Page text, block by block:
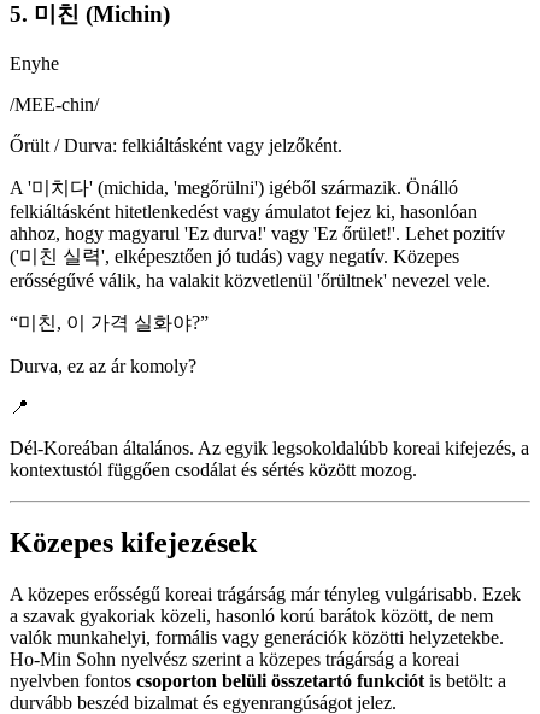
5. 미친 (Michin)
Enyhe
/MEE-chin/
Őrült / Durva: felkiáltásként vagy jelzőként.
A '미치다' (michida, 'megőrülni') igéből származik. Önálló
felkiáltásként hitetlenkedést vagy ámulatot fejez ki, hasonlóan
ahhoz, hogy magyarul 'Ez durva!' vagy 'Ez őrület!'. Lehet pozitív
('미친 실력', elképesztően jó tudás) vagy negatív. Közepes
erősségűvé válik, ha valakit közvetlenül 'őrültnek' nevezel vele.
“미친, 이 가격 실화야?”
Durva, ez az ár komoly?
📍
Dél-Koreában általános. Az egyik legsokoldalúbb koreai kifejezés, a
kontextustól függően csodálat és sértés között mozog.
Közepes kifejezések
A közepes erősségű koreai trágárság már tényleg vulgárisabb. Ezek
a szavak gyakoriak közeli, hasonló korú barátok között, de nem
valók munkahelyi, formális vagy generációk közötti helyzetekbe.
Ho-Min Sohn nyelvész szerint a közepes trágárság a koreai
nyelvben fontos csoporton belüli összetartó funkciót is betölt: a
durvább beszéd bizalmat és egyenrangúságot jelez.